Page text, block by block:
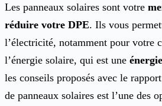
Les panneaux solaires sont votre
réduire votre DPE. Ils vous
l’électricité, notamment pour votre
l’énergie solaire, qui est une
les conseils proposés avec le
de panneaux solaires est l’une des